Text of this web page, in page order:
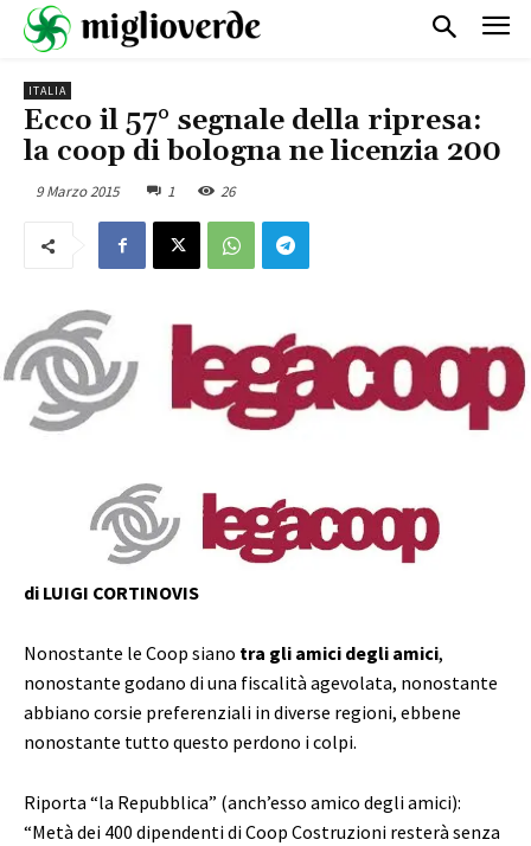
ITALIA
Ecco il 57° segnale della ripresa:
la coop di bologna ne licenzia 200
9 Marzo 2015 1 26
di LUIGI CORTINOVIS
Nonostante le Coop siano tra gli amici degli amici,
nonostante godano di una fiscalità agevolata, nonostante
abbiano corsie preferenziali in diverse regioni, ebbene
nonostante tutto questo perdono i colpi.
Riporta “la Repubblica” (anch’esso amico degli amici):
“Metà dei 400 dipendenti di Coop Costruzioni resterà senza